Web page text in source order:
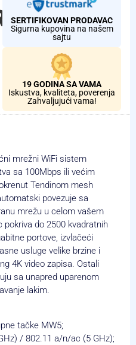
SERTIFIKOVAN PRODAVAC
Sigurna kupovina na našem
sajtu
19 GODINA SA VAMA
Iskustva, kvaliteta, poverenja
Zahvaljujući vama!
mrežni WiFi sistem
sa 100Mbps ili većim
Tendinom mesh
povezuje sa
mrežu u celom vašem
pokriva do 2500 kvadratnih
portove, izvlačeći
usluge velike brzine i
4K video zapisa. Ostali
sa unapred uparenom
lakim.
tačke MW5;
/ 802.11 a/n/ac (5 GHz);